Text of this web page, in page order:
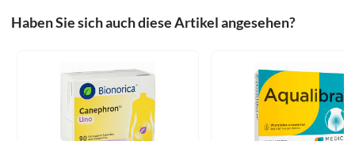
Haben Sie sich auch diese Artikel angesehen?